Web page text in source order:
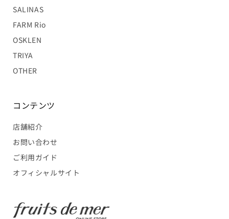
SALINAS
FARM Rio
OSKLEN
TRIYA
OTHER
コンテンツ
店舗紹介
お問い合わせ
ご利用ガイド
オフィシャルサイト